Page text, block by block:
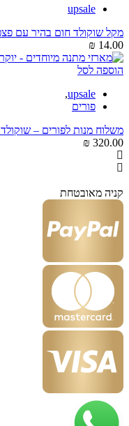
upsale
מקל שוקולד חום בהיר עם
₪ 14.00
הוספה לסל
upsale
,
פורים
משלוח מנות לפורים – שוקולד
₪ 320.00
קניה מאובטחת